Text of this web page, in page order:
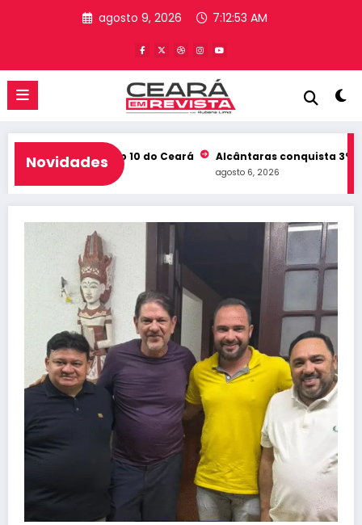
agosto 9, 2026 7:12:54 AM
Novidades
entra no Top 10 do Ceará Alcântaras conquista 3º lugar
agosto 6, 2026